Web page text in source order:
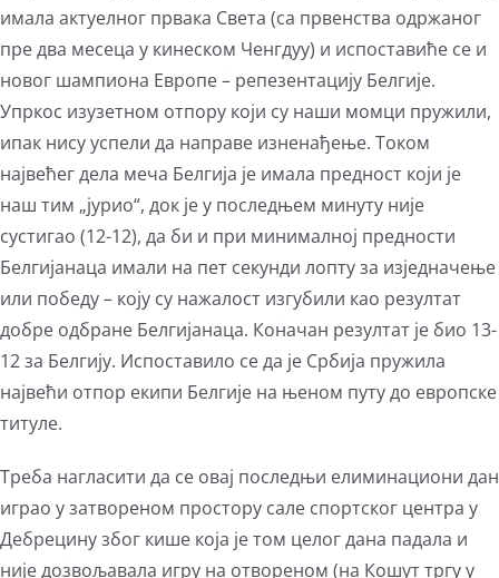
имала актуелног првака Света (са првенства одржаног
пре два месеца у кинеском Ченгдуу) и испоставиће се и
новог шампиона Европе – репезентацију Белгије.
Упркос изузетном отпору који су наши момци пружили,
ипак нису успели да направе изненађење. Током
највећег дела меча Белгија је имала предност који је
наш тим „јурио“, док је у последњем минуту није
сустигао (12-12), да би и при минималној предности
Белгијанаца имали на пет секунди лопту за изједначење
или победу – коју су нажалост изгубили као резултат
добре одбране Белгијанаца. Коначан резултат је био 13-
12 за Белгију. Испоставило се да је Србија пружила
највећи отпор екипи Белгије на њеном путу до европске
титуле.
Треба нагласити да се овај последњи елиминациони дан
играо у затвореном простору сале спортског центра у
Дебрецину због кише која је том целог дана падала и
није дозвољавала игру на отвореном (на Кошут тргу у